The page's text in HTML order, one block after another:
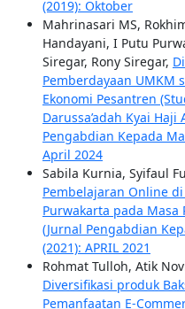
(2019): Oktober
Mahrinasari MS,
Handayani, I Putu
Siregar, Rony Siregar,
Pemberdayaan UMKM
Ekonomi Pesantren
Darussa’adah Kyai Haji
Pengabdian Kepada
April 2024
Sabila Kurnia, Syifaul
Pembelajaran Online
Purwakarta pada Masa
(Jurnal Pengabdian
(2021): APRIL 2021
Rohmat Tulloh, Atik
Diversifikasi produk
Pemanfaatan E-